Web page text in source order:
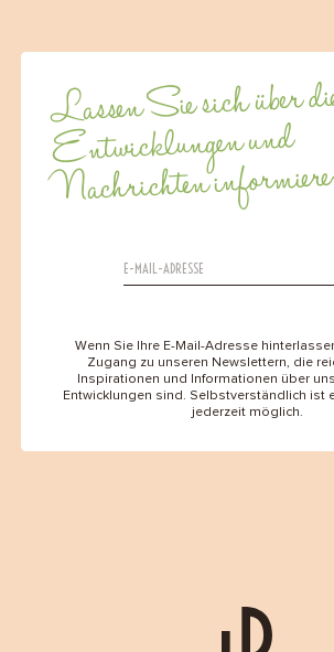
Lassen Sie sich über
Entwicklungen und
Nachrichten
Wenn Sie Ihre E-Mail-Adresse
Zugang zu unseren Newslettern, die
Inspirationen und Informationen über
Entwicklungen sind. Selbstverständlich ist
jederzeit möglich.